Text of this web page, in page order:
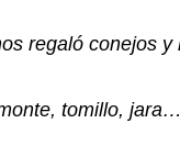
regaló conejos
tomillo,